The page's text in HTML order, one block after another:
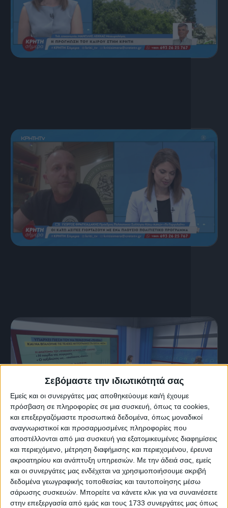
Σεβόμαστε την ιδιωτικότητά σας
Εμείς και οι συνεργάτες μας αποθηκεύουμε και/ή έχουμε
πρόσβαση σε πληροφορίες σε μια συσκευή, όπως τα cookies,
και επεξεργαζόμαστε προσωπικά δεδομένα, όπως μοναδικοί
αναγνωριστικοί και προσαρμοσμένες πληροφορίες που
αποστέλλονται από μια συσκευή για εξατομικευμένες διαφημίσεις
και περιεχόμενο, μέτρηση διαφήμισης και περιεχομένου, έρευνα
ακροατηρίου και ανάπτυξη υπηρεσιών. Με την άδειά σας, εμείς
και οι συνεργάτες μας ενδέχεται να χρησιμοποιήσουμε ακριβή
δεδομένα γεωγραφικής τοποθεσίας και ταυτοποίησης μέσω
σάρωσης συσκευών. Μπορείτε να κάνετε κλικ για να συναινέσετε
στην επεξεργασία από εμάς και τους 1733 συνεργάτες μας όπως
15 Ιουλίου, 2026
ΚΡΗΤΗ ΣΗΜΕΡΑ 15.07.2026